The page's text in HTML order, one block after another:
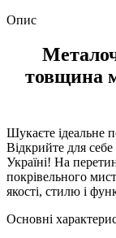
Опис
товщина
Шукаєте ідеальне
Відкрийте для
Україні! На
покрівельного
якості, стилю і
Основні